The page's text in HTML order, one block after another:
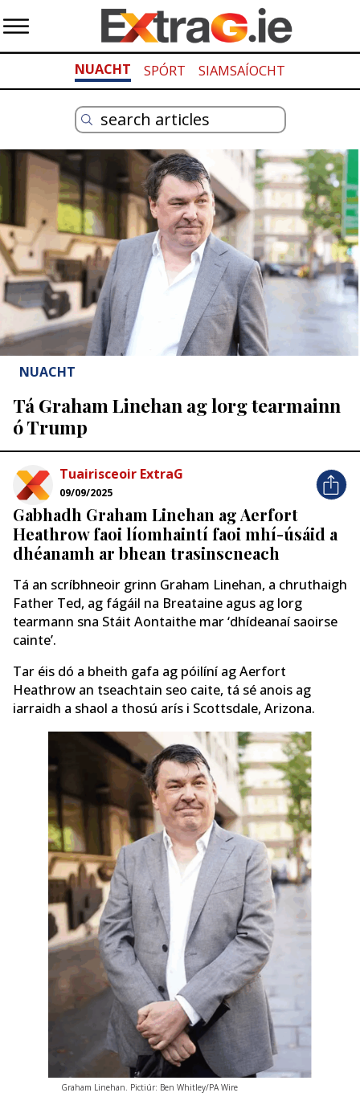
NUACHT SPÓRT SIAMSAÍOCHT
NUACHT
Tá Graham Linehan ag lorg tearmainn
ó Trump
Tuairisceoir ExtraG
09/09/2025
Gabhadh Graham Linehan ag Aerfort
Heathrow faoi líomhaintí faoi mhí-úsáid a
dhéanamh ar bhean trasinscneach
Tá an scríbhneoir grinn Graham Linehan, a chruthaigh
Father Ted, ag fágáil na Breataine agus ag lorg
tearmann sna Stáit Aontaithe mar ‘dhídeanaí saoirse
cainte’.
Tar éis dó a bheith gafa ag póilíní ag Aerfort
Heathrow an tseachtain seo caite, tá sé anois ag
iarraidh a shaol a thosú arís i Scottsdale, Arizona.
Graham Linehan. Pictiúr: Ben Whitley/PA Wire